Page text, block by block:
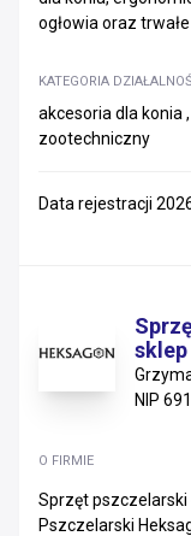
ogłowia oraz trwałe
KATEGORIA
akcesoria dla konia
zootechniczny
Data rejestracji
NIP
O FIRMIE
Sprzęt
Pszczelarski